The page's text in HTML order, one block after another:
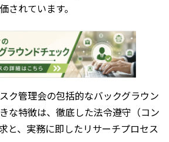
されています。
ク管理会の包括的なバックグラウン
な特徴は、徹底した法令遵守（コン
と、実務に即したリサーチプロセス